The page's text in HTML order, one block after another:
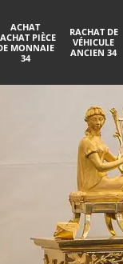
ACHAT
PIÈCE
MONNAIE
34
RACHAT DE
VÉHICULE
ANCIEN 34